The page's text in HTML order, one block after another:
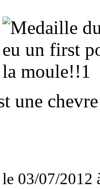
une chevre
le 03/07/2012